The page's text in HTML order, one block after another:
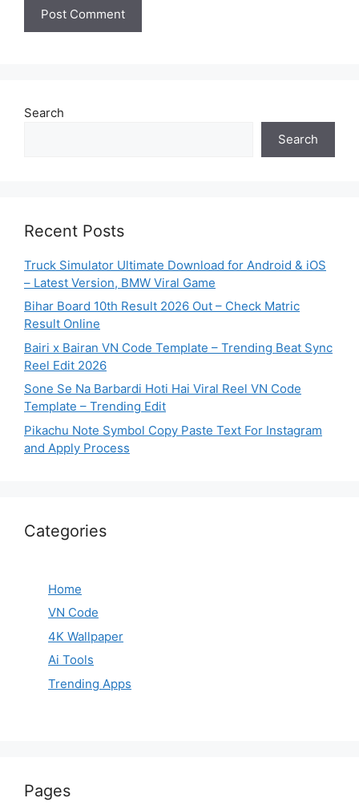
Search
Search
Recent Posts
Truck Simulator Ultimate Download for Android & iOS
– Latest Version, BMW Viral Game
Bihar Board 10th Result 2026 Out – Check Matric
Result Online
Bairi x Bairan VN Code Template – Trending Beat Sync
Reel Edit 2026
Sone Se Na Barbardi Hoti Hai Viral Reel VN Code
Template – Trending Edit
Pikachu Note Symbol Copy Paste Text For Instagram
and Apply Process
Categories
Home
VN Code
4K Wallpaper
Ai Tools
Trending Apps
Pages